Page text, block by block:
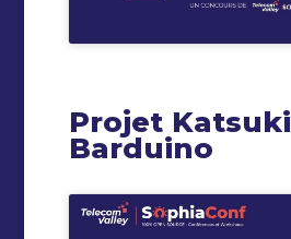
Projet Katsuki
Barduino